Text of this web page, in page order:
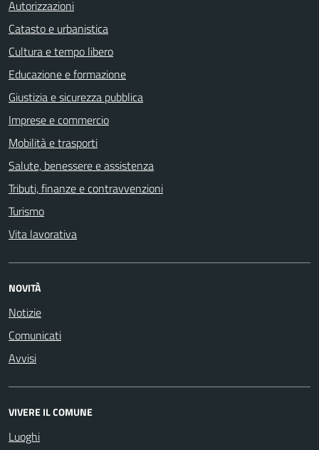
Autorizzazioni
Catasto e urbanistica
Cultura e tempo libero
Educazione e formazione
Giustizia e sicurezza pubblica
Imprese e commercio
Mobilità e trasporti
Salute, benessere e assistenza
Tributi, finanze e contravvenzioni
Turismo
Vita lavorativa
NOVITÀ
Notizie
Comunicati
Avvisi
VIVERE IL COMUNE
Luoghi